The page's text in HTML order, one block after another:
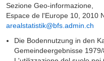
Sezione Geo-informazione,
Espace de l'Europe 10, 2010
arealstatistik@bfs.admin.ch
Die Bodennutzung in den
Gemeindeergebnisse